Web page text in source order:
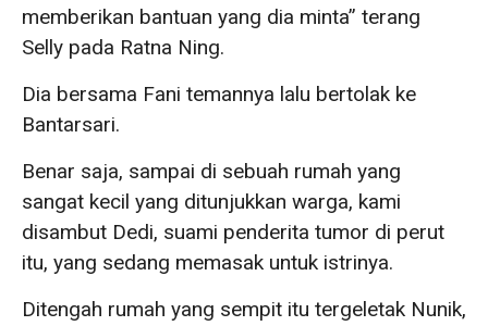
memberikan bantuan yang dia minta” terang
Selly pada Ratna Ning.
Dia bersama Fani temannya lalu bertolak ke
Bantarsari.
Benar saja, sampai di sebuah rumah yang
sangat kecil yang ditunjukkan warga, kami
disambut Dedi, suami penderita tumor di perut
itu, yang sedang memasak untuk istrinya.
Ditengah rumah yang sempit itu tergeletak Nunik,